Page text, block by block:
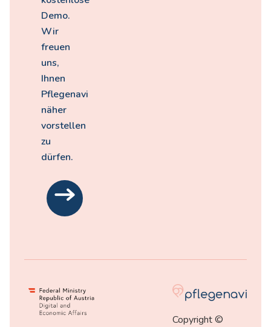
Demo.
Wir
freuen
uns,
Ihnen
Pflegenavi
näher
vorstellen
zu
dürfen.
Copyright ©